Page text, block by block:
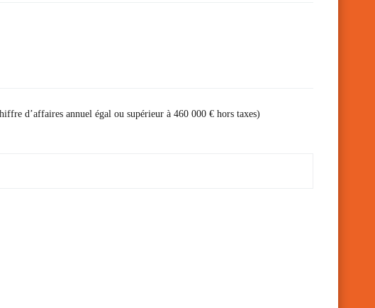
d’affaires annuel égal ou supérieur à 460 000 € hors taxes)